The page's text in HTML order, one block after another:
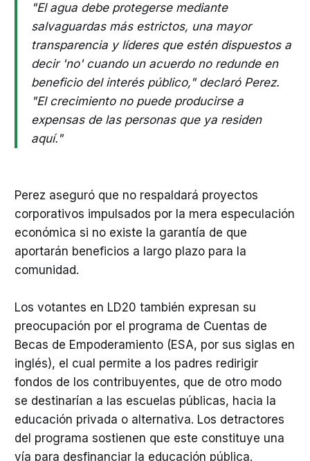
"El agua debe protegerse mediante
salvaguardas más estrictos, una mayor
transparencia y líderes que estén dispuestos a
decir 'no' cuando un acuerdo no redunde en
beneficio del interés público," declaró Perez.
"El crecimiento no puede producirse a
expensas de las personas que ya residen
aquí."
Perez aseguró que no respaldará proyectos
corporativos impulsados ​​por la mera especulación
económica si no existe la garantía de que
aportarán beneficios a largo plazo para la
comunidad.
Los votantes en LD20 también expresan su
preocupación por el programa de Cuentas de
Becas de Empoderamiento (ESA, por sus siglas en
inglés), el cual permite a los padres redirigir
fondos de los contribuyentes, que de otro modo
se destinarían a las escuelas públicas, hacia la
educación privada o alternativa. Los detractores
del programa sostienen que este constituye una
vía para desfinanciar la educación pública.